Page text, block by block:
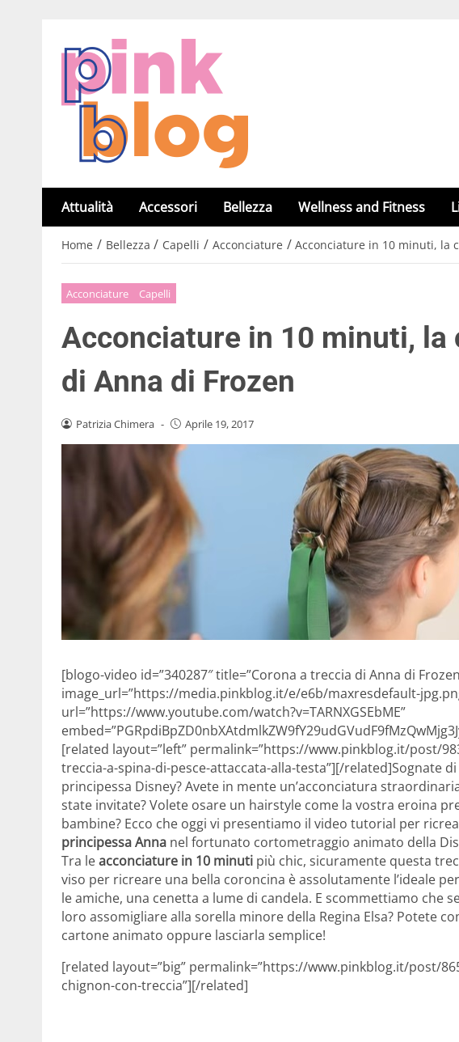
Attualità Accessori Bellezza Wellness and Fitness
Home / Bellezza / Capelli / Acconciature / Acconciature in 10 minuti, la
Acconciature Capelli
Acconciature in 10 minuti, la
di Anna di Frozen
Patrizia Chimera - Aprile 19, 2017
[blogo-video id=”340287″ title=”Corona a treccia di Anna di
image_url=”https://media.pinkblog.it/e/e6b/maxresdefault-
url=”https://www.youtube.com/watch?v=TARNXGSEbME”
[related layout=”left” permalink=”https://www.pinkblog.it/post/
treccia-a-spina-di-pesce-attaccata-alla-testa”][/related]Sognate
principessa Disney? Avete in mente un’acconciatura
state invitate? Volete osare un hairstyle come la vostra eroina
bambine? Ecco che oggi vi presentiamo il video tutorial per
principessa Anna nel fortunato cortometraggio animato della
Tra leacconciature in 10 minuti più chic, sicuramente questa
viso per ricreare una bella coroncina è assolutamente l’ideale
le amiche, una cenetta a lume di candela. E scommettiamo che
loro assomigliare alla sorella minore della Regina Elsa? Potete
cartone animato oppure lasciarla semplice!
[related layout=”big” permalink=”https://www.pinkblog.it/post/
chignon-con-treccia”][/related]